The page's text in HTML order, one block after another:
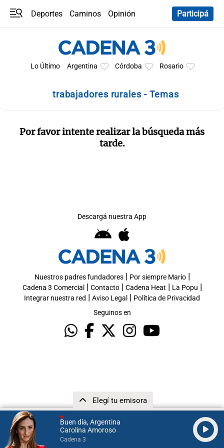
Buen día, Argentina
Carolina Amoroso
Cadena 3
Elegí tu emisora
Deportes Caminos
Opinión
Participá
Lo Último Argentina Córdoba Rosario
trabajadores rurales - Temas
Por favor intente realizar la búsqueda más
tarde.
Descargá nuestra App
Nuestros padres fundadores| Por siempre Mario|
Cadena 3 Comercial | Contacto| Cadena Heat | La Popu |
Integrar nuestra red | Aviso Legal | Política de Privacidad
Seguinos en